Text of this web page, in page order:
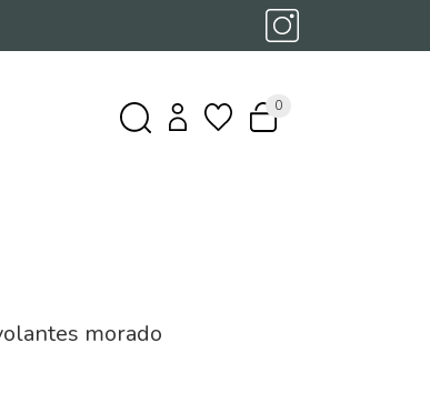
0
morado